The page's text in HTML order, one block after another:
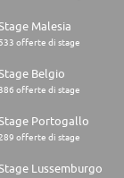
Malesia
533 offerte di stage
Belgio
386 offerte di stage
Portogallo
289 offerte di stage
Lussemburgo